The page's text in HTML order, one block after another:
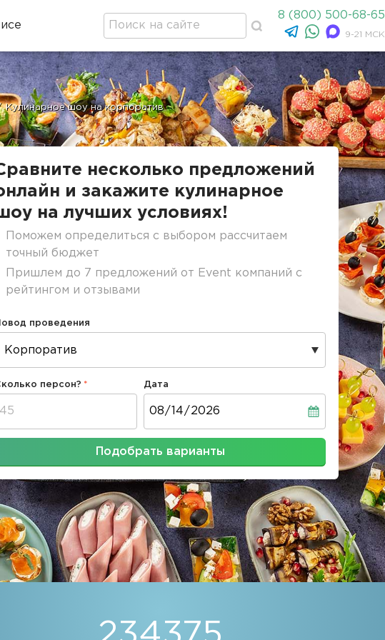
8 (800) 500-68-65
9-21 МСК
Кулинарное шоу на корпоратив
несколько предложений
и закажите кулинарное
на лучших условиях!
Поможем определиться с выбором рассчитаем
точный бюджет
Пришлем до 7 предложений от Event компаний с
рейтингом и отзывами
проведения
персон? Дата
Подобрать варианты